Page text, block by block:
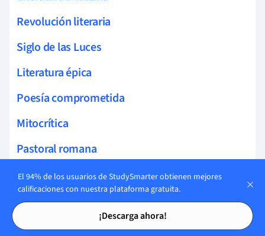
Tarjetas de estudio
Tarjetas de estudio
Revolución literaria
Siglo de las Luces
Literatura épica
Poesía comprometida
Mitocrítica
Pastoral romana
Hipertextualidad
Biografía literaria
Autobiografía literaria
El 94% de los usuarios de StudySmarter obtienen mejores
calificaciones con nuestra plataforma gratuita.
¡Descarga ahora!